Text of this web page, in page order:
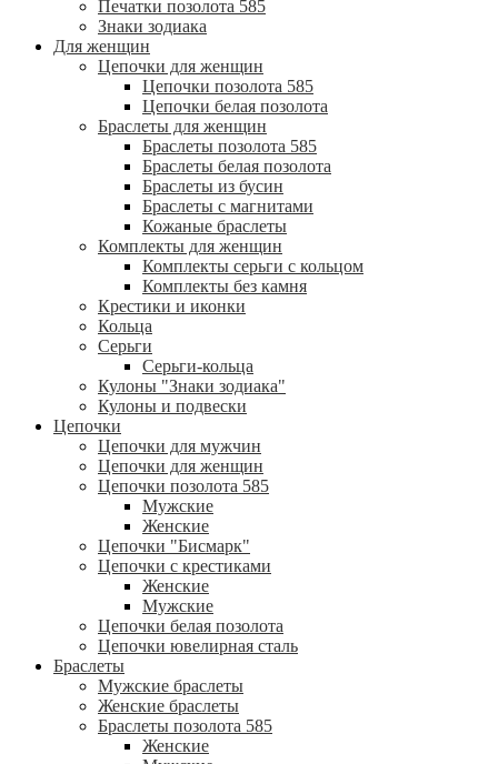
Печатки позолота 585
Знаки зодиака
Для женщин
Цепочки для женщин
Цепочки позолота 585
Цепочки белая позолота
Браслеты для женщин
Браслеты позолота 585
Браслеты белая позолота
Браслеты из бусин
Браслеты с магнитами
Кожаные браслеты
Комплекты для женщин
Комплекты серьги с кольцом
Комплекты без камня
Крестики и иконки
Кольца
Серьги
Серьги-кольца
Кулоны "Знаки зодиака"
Кулоны и подвески
Цепочки
Цепочки для мужчин
Цепочки для женщин
Цепочки позолота 585
Мужские
Женские
Цепочки "Бисмарк"
Цепочки с крестиками
Женские
Мужские
Цепочки белая позолота
Цепочки ювелирная сталь
Браслеты
Мужские браслеты
Женские браслеты
Браслеты позолота 585
Женские